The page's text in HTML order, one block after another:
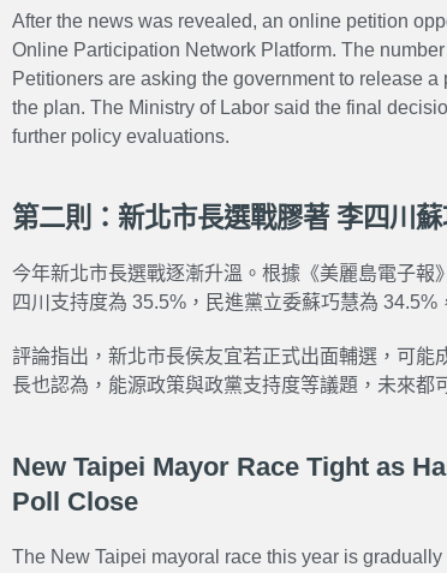
After the news was revealed, an online petition
Online Participation Network Platform. The
Petitioners are asking the government to release
the plan. The Ministry of Labor said the final
further policy evaluations.
第二則：新北市長選戰膠著 李四川
今年新北市長選戰逐漸升溫。根據《美麗島電子報
四川支持度為 35.5%，民進黨立委蘇巧慧為
評論指出，新北市長侯友宜若正式出面輔選，可
長也認為，能源政策與政黨支持度等議題，未來都
New Taipei Mayor Race Tight as
Poll Close
The New Taipei mayoral race this year is